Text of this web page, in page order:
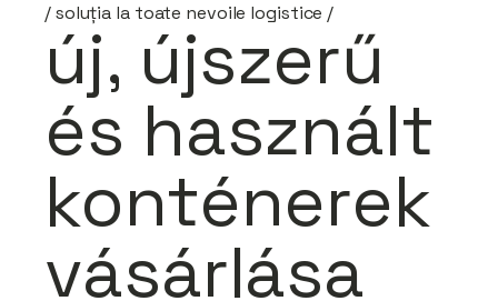
/ soluția la toate nevoile logistice /
új, újszerű
és használt
konténerek
vásárlása